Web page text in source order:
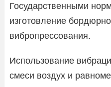
Государственными
изготовление
вибропрессования.
Использование
смеси воздух и